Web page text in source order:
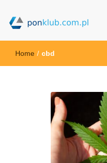
ponklub.com.pl
Home / cbd